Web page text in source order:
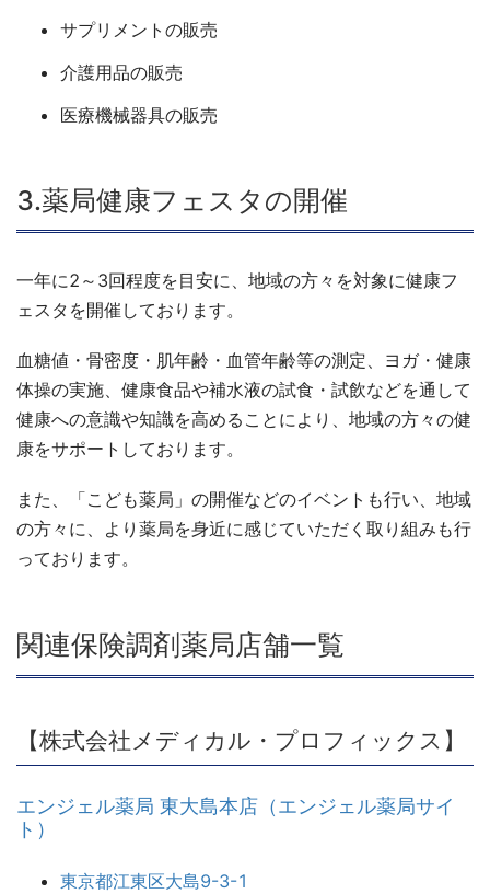
サプリメントの販売
介護用品の販売
医療機械器具の販売
3.薬局健康フェスタの開催
一年に2～3回程度を目安に、地域の方々を対象に健康フ
ェスタを開催しております。
血糖値・骨密度・肌年齢・血管年齢等の測定、ヨガ・健康
体操の実施、健康食品や補水液の試食・試飲などを通して
健康への意識や知識を高めることにより、地域の方々の健
康をサポートしております。
また、「こども薬局」の開催などのイベントも行い、地域
の方々に、より薬局を身近に感じていただく取り組みも行
っております。
関連保険調剤薬局店舗一覧
【株式会社メディカル・プロフィックス】
エンジェル薬局 東大島本店（エンジェル薬局サイ
ト）
東京都江東区大島9-3-1